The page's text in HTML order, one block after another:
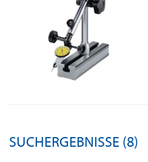
SUCHERGEBNISSE (8)